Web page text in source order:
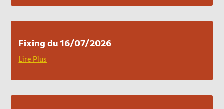
Fixing du 16/07/2026
Lire Plus